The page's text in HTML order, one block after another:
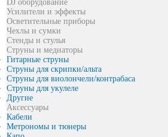
DJ оборудование
Усилители и эффекты
Осветительные приборы
Чехлы и сумки
Стенды и стулья
Струны и медиаторы
Гитарные струны
Струны для скрипки/альта
Струны для виолончели/контрабаса
Струны для укулеле
Другие
Аксессуары
Кабели
Метрономы и тюнеры